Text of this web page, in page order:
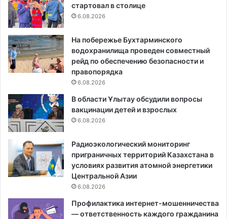
стартовал в столице
6.08.2026
На побережье Бухтарминского
водохранилища проведен совместный
рейд по обеспечению безопасности и
правопорядка
6.08.2026
В области Ұлытау обсудили вопросы
вакцинации детей и взрослых
6.08.2026
Радиоэкологический мониторинг
приграничных территорий Казахстана в
условиях развития атомной энергетики
Центральной Азии
6.08.2026
Профилактика интернет-мошенничества
— ответственность каждого гражданина